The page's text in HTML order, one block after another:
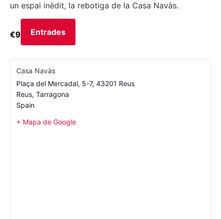
un espai inèdit, la rebotiga de la Casa Navàs.
€9 Entrades
Casa Navàs
Plaça del Mercadal, 5-7, 43201 Reus
Reus, Tarragona
Spain
+ Mapa de Google